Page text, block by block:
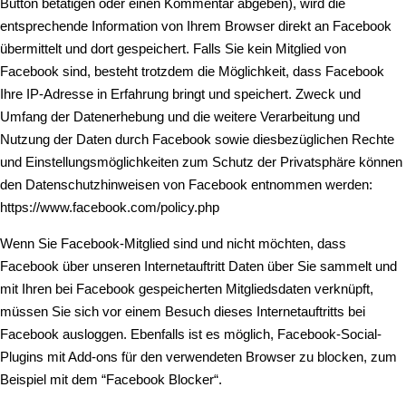
Button betätigen oder einen Kommentar abgeben), wird die
entsprechende Information von Ihrem Browser direkt an Facebook
übermittelt und dort gespeichert. Falls Sie kein Mitglied von
Facebook sind, besteht trotzdem die Möglichkeit, dass Facebook
Ihre IP-Adresse in Erfahrung bringt und speichert. Zweck und
Umfang der Datenerhebung und die weitere Verarbeitung und
Nutzung der Daten durch Facebook sowie diesbezüglichen Rechte
und Einstellungsmöglichkeiten zum Schutz der Privatsphäre können
den Datenschutzhinweisen von Facebook entnommen werden:
https://www.facebook.com/policy.php
Wenn Sie Facebook-Mitglied sind und nicht möchten, dass
Facebook über unseren Internetauftritt Daten über Sie sammelt und
mit Ihren bei Facebook gespeicherten Mitgliedsdaten verknüpft,
müssen Sie sich vor einem Besuch dieses Internetauftritts bei
Facebook ausloggen. Ebenfalls ist es möglich, Facebook-Social-
Plugins mit Add-ons für den verwendeten Browser zu blocken, zum
Beispiel mit dem “Facebook Blocker“.